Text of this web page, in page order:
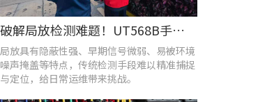
破解局放检测难题！UT568B手持式声学成像仪让隐患“可视化”
局放具有隐蔽性强、早期信号微弱、易被环境
噪声掩盖等特点，传统检测手段难以精准捕捉
与定位，给日常运维带来挑战。